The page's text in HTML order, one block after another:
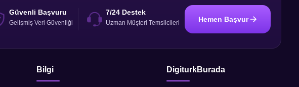
Güvenli Başvuru
Gelişmiş Veri Güvenliği
7/24 Destek
Uzman Müşteri Temsilcileri Hemen Başvur
Bilgi DigiturkBurada